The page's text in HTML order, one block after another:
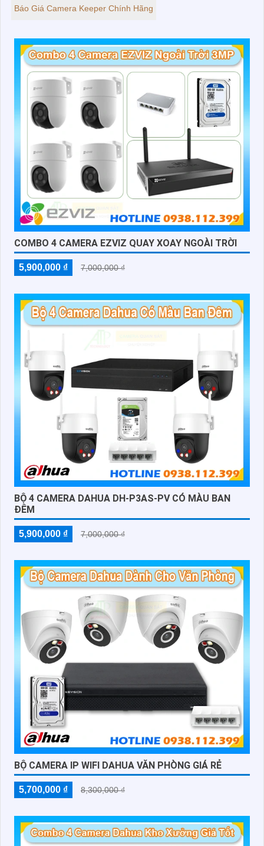
Báo Giá Camera Keeper Chính Hãng
COMBO 4 CAMERA EZVIZ QUAY XOAY NGOÀI TRỜI
5,900,000 ₫ 7,000,000 ₫
BỘ 4 CAMERA DAHUA DH-P3AS-PV CÓ MÀU BAN
ĐÊM
5,900,000 ₫ 7,000,000 ₫
BỘ CAMERA IP WIFI DAHUA VĂN PHÒNG GIÁ RẺ
5,700,000 ₫ 8,300,000 ₫